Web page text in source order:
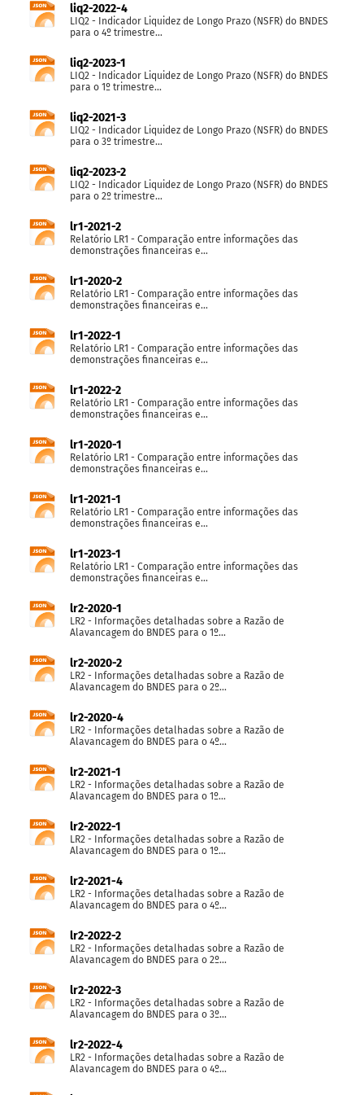
liq2-2022-4
LIQ2 - Indicador Liquidez de Longo Prazo (NSFR) do BNDES
para o 4º trimestre...
liq2-2023-1
LIQ2 - Indicador Liquidez de Longo Prazo (NSFR) do BNDES
para o 1º trimestre...
liq2-2021-3
LIQ2 - Indicador Liquidez de Longo Prazo (NSFR) do BNDES
para o 3º trimestre...
liq2-2023-2
LIQ2 - Indicador Liquidez de Longo Prazo (NSFR) do BNDES
para o 2º trimestre...
lr1-2021-2
Relatório LR1 - Comparação entre informações das
demonstrações financeiras e...
lr1-2020-2
Relatório LR1 - Comparação entre informações das
demonstrações financeiras e...
lr1-2022-1
Relatório LR1 - Comparação entre informações das
demonstrações financeiras e...
lr1-2022-2
Relatório LR1 - Comparação entre informações das
demonstrações financeiras e...
lr1-2020-1
Relatório LR1 - Comparação entre informações das
demonstrações financeiras e...
lr1-2021-1
Relatório LR1 - Comparação entre informações das
demonstrações financeiras e...
lr1-2023-1
Relatório LR1 - Comparação entre informações das
demonstrações financeiras e...
lr2-2020-1
LR2 - Informações detalhadas sobre a Razão de
Alavancagem do BNDES para o 1º...
lr2-2020-2
LR2 - Informações detalhadas sobre a Razão de
Alavancagem do BNDES para o 2º...
lr2-2020-4
LR2 - Informações detalhadas sobre a Razão de
Alavancagem do BNDES para o 4º...
lr2-2021-1
LR2 - Informações detalhadas sobre a Razão de
Alavancagem do BNDES para o 1º...
lr2-2022-1
LR2 - Informações detalhadas sobre a Razão de
Alavancagem do BNDES para o 1º...
lr2-2021-4
LR2 - Informações detalhadas sobre a Razão de
Alavancagem do BNDES para o 4º...
lr2-2022-2
LR2 - Informações detalhadas sobre a Razão de
Alavancagem do BNDES para o 2º...
lr2-2022-3
LR2 - Informações detalhadas sobre a Razão de
Alavancagem do BNDES para o 3º...
lr2-2022-4
LR2 - Informações detalhadas sobre a Razão de
Alavancagem do BNDES para o 4º...